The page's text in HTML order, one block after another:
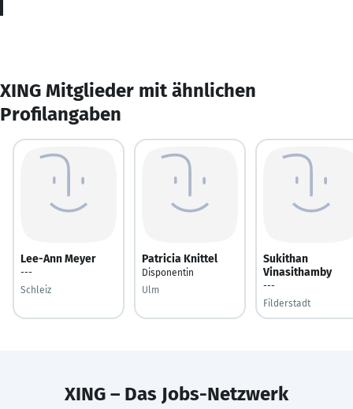
XING Mitglieder mit ähnlichen
Profilangaben
Lee-Ann Meyer
---
Schleiz
Patricia Knittel
Disponentin
Ulm
Sukithan
Vinasithamby
---
Filderstadt
XING – Das Jobs-Netzwerk